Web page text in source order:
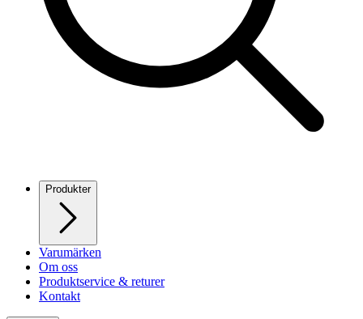
Produkter
Varumärken
Om oss
Produktservice & returer
Kontakt